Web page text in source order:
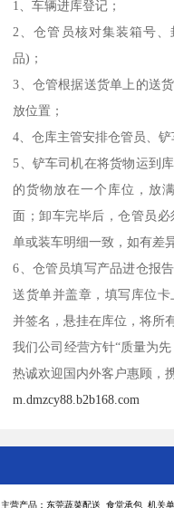
1、车辆进库登记；
2、仓管员核对集装箱号
品)；
3、仓管根据送货单上的送
放位置；
4、仓库主管安排仓管员、铲
5、铲车司机在将货物运到
的货物放在一个库位，放
面；卸车完毕后，仓管员
单或装车明细一致，如有差
6、仓管员填写产品进仓报
送货单并盖章，填写库位
并签名，悬挂在库位，将所
我们公司经营方针“质量为
热诚欢迎国内外客户惠顾，
m.dmzcy88.b2b168.com
主营产品：东莞蔬菜配送 食堂承包 机关